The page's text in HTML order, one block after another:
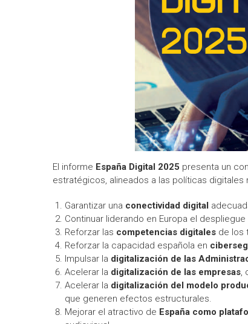
El informe España Digital 2025 presenta un
estratégicos, alineados a las políticas digitales
Garantizar una conectividad digital
Continuar liderando en Europa el
Reforzar las competencias digitales de los
Reforzar la capacidad española en
Impulsar la digitalización de las
Acelerar la digitalización de las empresas,
Acelerar la digitalización del modelo
que generen efectos estructurales.
Mejorar el atractivo de España como